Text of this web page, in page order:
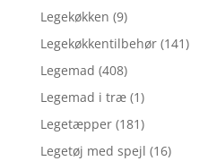
Legekøkken (9)
Legekøkkentilbehør (141)
Legemad (408)
Legemad i træ (1)
Legetæpper (181)
Legetøj med spejl (16)